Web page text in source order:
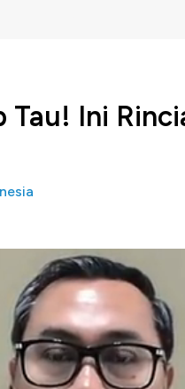
Ini
Jokowi dalam
Nota Keuangannya
TNI/Polri 8% dan
Komunikasi
penyesuaian gaji
indikator dan kriteria